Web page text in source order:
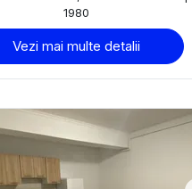
1980
Vezi mai multe detalii